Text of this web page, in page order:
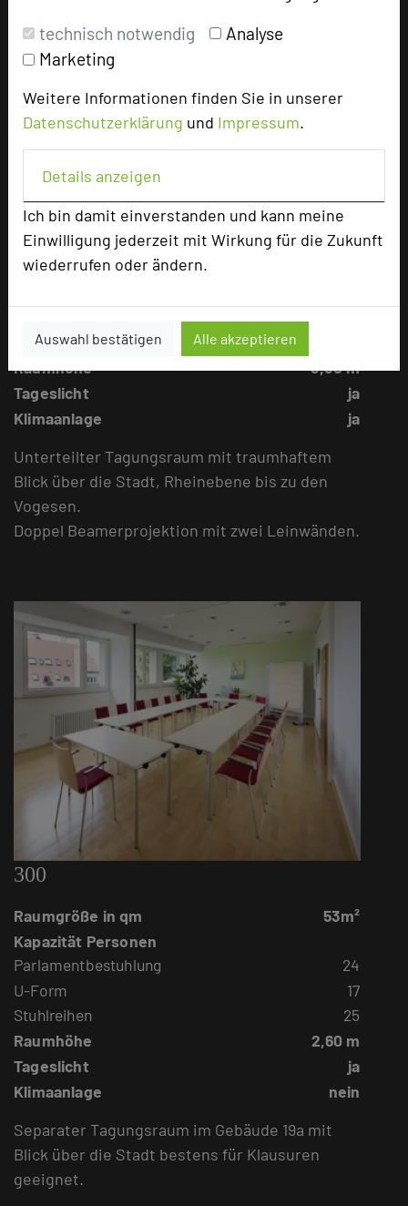
technisch notwendig
Analyse
Marketing
Weitere Informationen finden Sie in unserer
Datenschutzerklärung und Impressum.
Details anzeigen
Ich bin damit einverstanden und kann meine
Einwilligung jederzeit mit Wirkung für die Zukunft
wiederrufen oder ändern.
Auswahl bestätigen Alle akzeptieren
401/402
Raumgröße in qm
125m²
Kapazität Personen
Stuhlreihen
Raumhöhe
3,80 m
Tageslicht
ja
Klimaanlage
ja
Unterteilter Tagungsraum mit traumhaftem
Blick über die Stadt, Rheinebene bis zu den
Vogesen.
Doppel Beamerprojektion mit zwei Leinwänden.
300
Raumgröße in qm
53m²
Kapazität Personen
Parlamentbestuhlung
24
U-Form
17
Stuhlreihen
25
Raumhöhe
2,60 m
Tageslicht
ja
Klimaanlage
nein
Separater Tagungsraum im Gebäude 19a mit
Blick über die Stadt bestens für Klausuren
geeignet.